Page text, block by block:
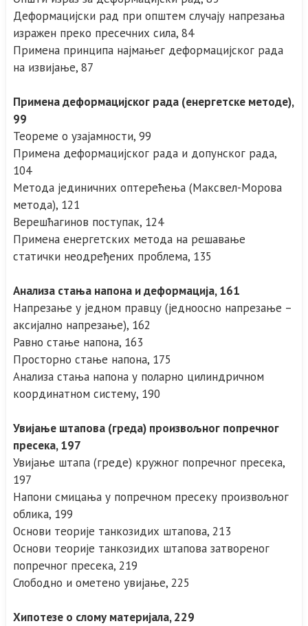
Деформацијски рад при општем случају напрезања
изражен преко пресечних сила, 84
Примена принципа најмањег деформацијског рада
на извијање, 87
Примена деформацијског рада (енергетске методе),
99
Теореме о узајамности, 99
Примена деформацијског рада и допунског рада,
104
Метода јединичних оптерећења (Максвел-Морова
метода), 121
Верешћагинов поступак, 124
Примена енергетских метода на решавање
статички неодређених проблема, 135
Анализа стања напона и деформација, 161
Напрезање у једном правцу (једноосно напрезање –
аксијално напрезање), 162
Равно стање напона, 163
Просторно стање напона, 175
Анализа стања напона у поларно цилиндричном
координатном систему, 190
Увијање штапова (греда) произвољног попречног
пресека, 197
Увијање штапа (греде) кружног попречног пресека,
197
Напони смицања у попречном пресеку произвољног
облика, 199
Основи теорије танкозидих штапова, 213
Основи теорије танкозидих штапова затвореног
попречног пресека, 219
Слободно и ометено увијање, 225
Хипотезе о слому материјала, 229